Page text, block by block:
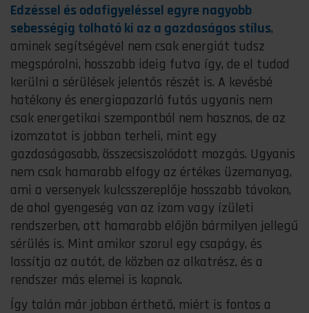
Edzéssel és odafigyeléssel egyre nagyobb
sebességig tolható ki az a gazdaságos stílus,
aminek segítségével nem csak energiát tudsz
megspórolni, hosszabb ideig futva így, de el tudod
kerülni a sérülések jelentős részét is. A kevésbé
hatékony és energiapazarló futás ugyanis nem
csak energetikai szempontból nem hasznos, de az
izomzatot is jobban terheli, mint egy
gazdaságosabb, összecsiszolódott mozgás. Ugyanis
nem csak hamarabb elfogy az értékes üzemanyag,
ami a versenyek kulcsszereplője hosszabb távokon,
de ahol gyengeség van az izom vagy ízületi
rendszerben, ott hamarabb előjön bármilyen jellegű
sérülés is. Mint amikor szorul egy csapágy, és
lassítja az autót, de közben az alkatrész, és a
rendszer más elemei is kopnak.
Így talán már jobban érthető, miért is fontos a